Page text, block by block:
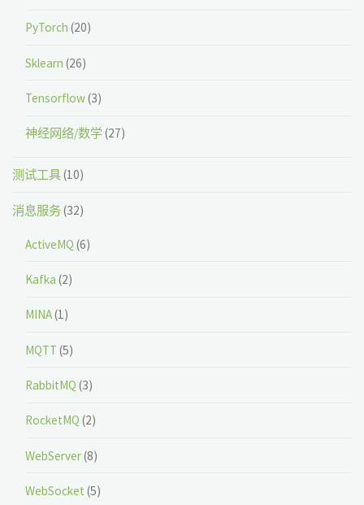
PyTorch (20)
Sklearn (26)
Tensorflow(3)
神经网络/数学(27)
测试工具(10)
消息服务(32)
ActiveMQ (6)
Kafka (2)
MINA(1)
MQTT (5)
RabbitMQ (3)
RocketMQ (2)
WebServer(8)
WebSocket (5)